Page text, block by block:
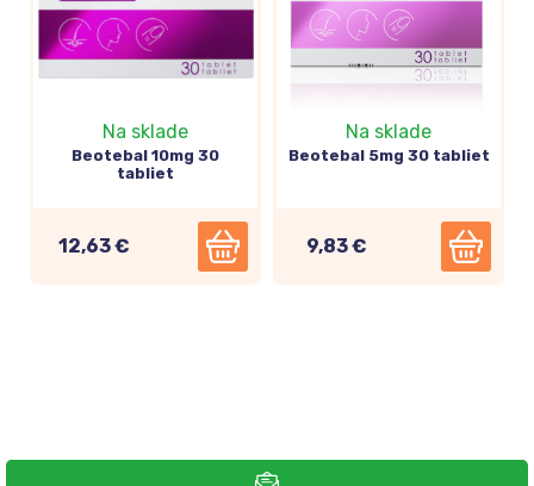
Na sklade
Beotebal 10mg 30
tabliet
12,63 €
Na sklade
Beotebal 5mg 30 tabliet
9,83 €